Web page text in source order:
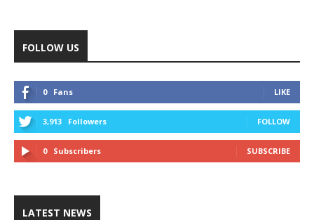
FOLLOW US
0 Fans LIKE
3,913 Followers FOLLOW
0 Subscribers SUBSCRIBE
LATEST NEWS